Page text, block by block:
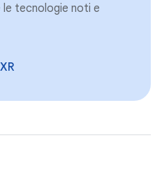
le tecnologie noti e